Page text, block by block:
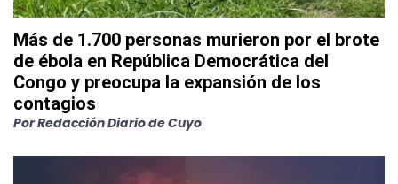
Más de 1.700 personas murieron por el brote
de ébola en República Democrática del
Congo y preocupa la expansión de los
contagios
PorRedacción Diario de Cuyo